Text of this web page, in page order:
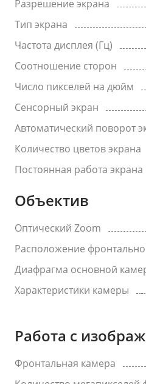
Разрешение экрана
Тип экрана
Частота дисплея (Гц)
Соотношение сторон
Число пикселей на дюйм
Сенсорный экран
Автоматический поворот
Количество цветов экрана
Постоянная работа экрана
Объектив
Оптический Zoom
Расположение
Диафрагма основной
Характеристики камеры
Работа с
Фронтальная камера